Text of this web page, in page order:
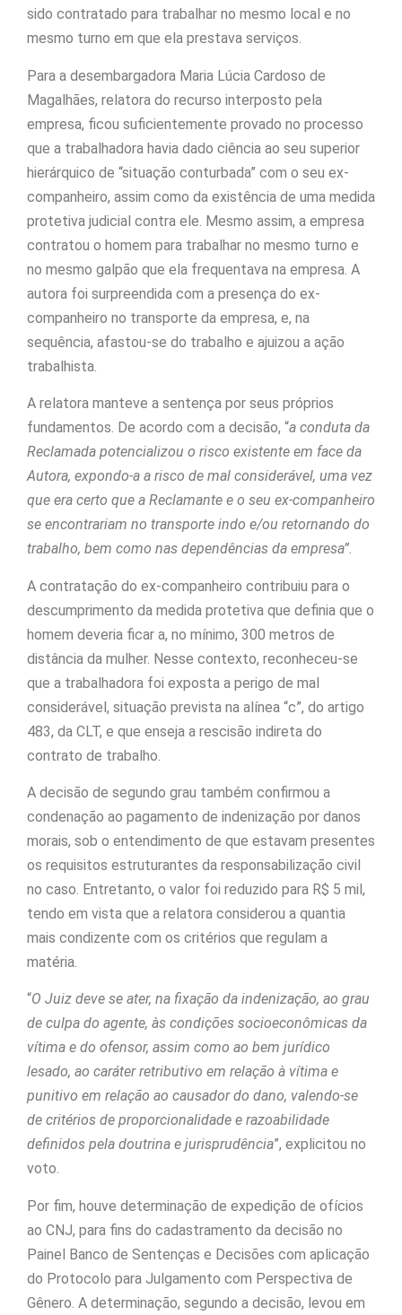
sido contratado para trabalhar no mesmo local e no
mesmo turno em que ela prestava serviços.
Para a desembargadora Maria Lúcia Cardoso de
Magalhães, relatora do recurso interposto pela
empresa, ficou suficientemente provado no processo
que a trabalhadora havia dado ciência ao seu superior
hierárquico de “situação conturbada” com o seu ex-
companheiro, assim como da existência de uma medida
protetiva judicial contra ele. Mesmo assim, a empresa
contratou o homem para trabalhar no mesmo turno e
no mesmo galpão que ela frequentava na empresa. A
autora foi surpreendida com a presença do ex-
companheiro no transporte da empresa, e, na
sequência, afastou-se do trabalho e ajuizou a ação
trabalhista.
A relatora manteve a sentença por seus próprios
fundamentos. De acordo com a decisão, “a conduta da
Reclamada potencializou o risco existente em face da
Autora, expondo-a a risco de mal considerável, uma vez
que era certo que a Reclamante e o seu ex-companheiro
se encontrariam no transporte indo e/ou retornando do
trabalho, bem como nas dependências da empresa”.
A contratação do ex-companheiro contribuiu para o
descumprimento da medida protetiva que definia que o
homem deveria ficar a, no mínimo, 300 metros de
distância da mulher. Nesse contexto, reconheceu-se
que a trabalhadora foi exposta a perigo de mal
considerável, situação prevista na alínea “c”, do artigo
483, da CLT, e que enseja a rescisão indireta do
contrato de trabalho.
A decisão de segundo grau também confirmou a
condenação ao pagamento de indenização por danos
morais, sob o entendimento de que estavam presentes
os requisitos estruturantes da responsabilização civil
no caso. Entretanto, o valor foi reduzido para R$ 5 mil,
tendo em vista que a relatora considerou a quantia
mais condizente com os critérios que regulam a
matéria.
“O Juiz deve se ater, na fixação da indenização, ao grau
de culpa do agente, às condições socioeconômicas da
vítima e do ofensor, assim como ao bem jurídico
lesado, ao caráter retributivo em relação à vítima e
punitivo em relação ao causador do dano, valendo-se
de critérios de proporcionalidade e razoabilidade
definidos pela doutrina e jurisprudência”, explicitou no
voto.
Por fim, houve determinação de expedição de ofícios
ao CNJ, para fins do cadastramento da decisão no
Painel Banco de Sentenças e Decisões com aplicação
do Protocolo para Julgamento com Perspectiva de
Gênero. A determinação, segundo a decisão, levou em